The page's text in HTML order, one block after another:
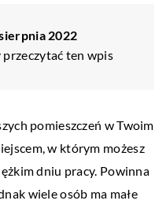
2022
przeczytać ten wpis
pomieszczeń w Twoim
w którym możesz
dniu pracy. Powinna
wiele osób ma małe